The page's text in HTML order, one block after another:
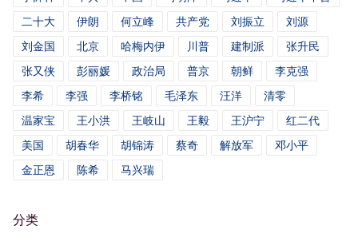
二十大
伊朗 何立峰 共产党 刘振立
刘源
刘金国
北京 哈梅内伊 川普 建制派
张升民
张又侠
彭丽媛 政治局 普京 朝鲜
李克强
李希
李强 李桥铭 毛泽东 汪洋
清零
温家宝
王小洪 王岐山 王毅 王沪宁
红二代
美国
胡春华 胡锦涛 蔡奇 解放军
邓小平
金正恩
陈希 马兴瑞
分类